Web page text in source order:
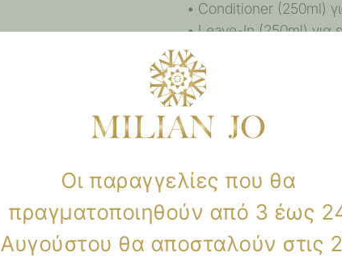
• Conditioner (250ml)
• Leave-In (250ml) για
θερμότητα
• Hair & Body Oil
• Signature Perfume
Ιδανικό για
περιποίησης για εσάς
Αξιολογήσεις
Οι παραγγελίες που θα
πραγματοποιηθούν από 3 έως
Αυγούστου θα αποσταλούν στις